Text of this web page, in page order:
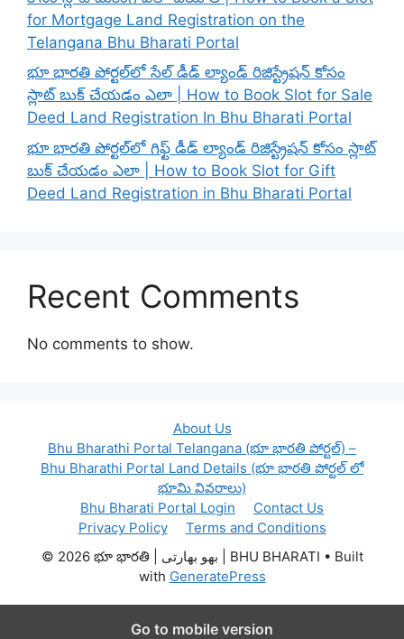
for Mortgage Land Registration on the
Telangana Bhu Bharati Portal
భూ భారతి పోర్టల్‌లో సేల్ డీడ్ ల్యాండ్ రిజిస్ట్రేషన్ కోసం
స్లాట్ బుక్ చేయడం ఎలా | How to Book Slot for Sale
Deed Land Registration In Bhu Bharati Portal
భూ భారతి పోర్టల్‌లో గిఫ్ట్ డీడ్ ల్యాండ్ రిజిస్ట్రేషన్ కోసం స్లాట్
బుక్ చేయడం ఎలా | How to Book Slot for Gift
Deed Land Registration in Bhu Bharati Portal
Recent Comments
No comments to show.
About Us
Bhu Bharathi Portal Telangana (భూ భారతి పోర్టల్) –
Bhu Bharathi Portal Land Details (భూ భారతి పోర్టల్ లో
భూమి వివరాలు)
Bhu Bharati Portal Login
Contact Us
Privacy Policy
Terms and Conditions
© 2026 భూ భారతి | بھو بھارتی | BHU BHARATI • Built
with GeneratePress
Go to mobile version